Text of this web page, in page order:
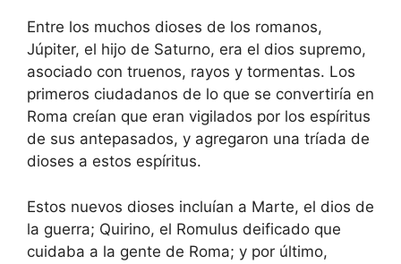
Entre los muchos dioses de los romanos,
Júpiter, el hijo de Saturno, era el dios supremo,
asociado con truenos, rayos y tormentas. Los
primeros ciudadanos de lo que se convertiría en
Roma creían que eran vigilados por los espíritus
de sus antepasados, y agregaron una tríada de
dioses a estos espíritus.
Estos nuevos dioses incluían a Marte, el dios de
la guerra; Quirino, el Romulus deificado que
cuidaba a la gente de Roma; y por último,